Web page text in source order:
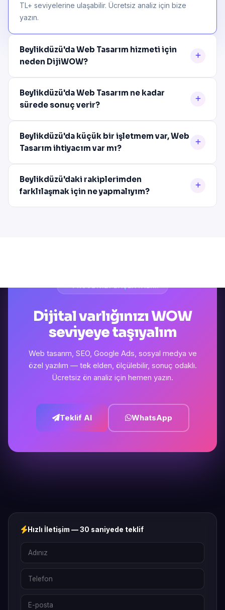
TL+ seviyelerine ulaşabilir. Ücretsiz analiz için bize
yazın.
Beylikdüzü'da Web Tasarım hizmeti için
neden DijiWOW?
Beylikdüzü'da Web Tasarım ne kadar
sürede sonuç verir?
Beylikdüzü'da küçük bir işletmem var, Web
Tasarım ihtiyacım var mı?
Beylikdüzü'daki rakiplerimden
farklılaşmak için ne yapmalıyım?
Dijital varlığınızı WOW
seviyeye taşıyalım
Web tasarım, SEO, Google Ads, sosyal medya ve
özel yazılım — tek elden, ölçülebilir, sonuç odaklı.
Ücretsiz ön analiz için hemen yazın.
Teklif Al WhatsApp
Hızlı İletişim — 30 saniyede teklif